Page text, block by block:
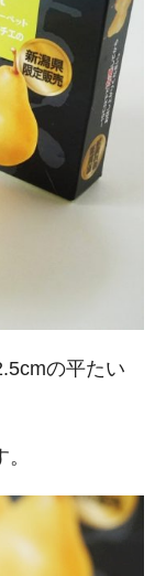
の平たい